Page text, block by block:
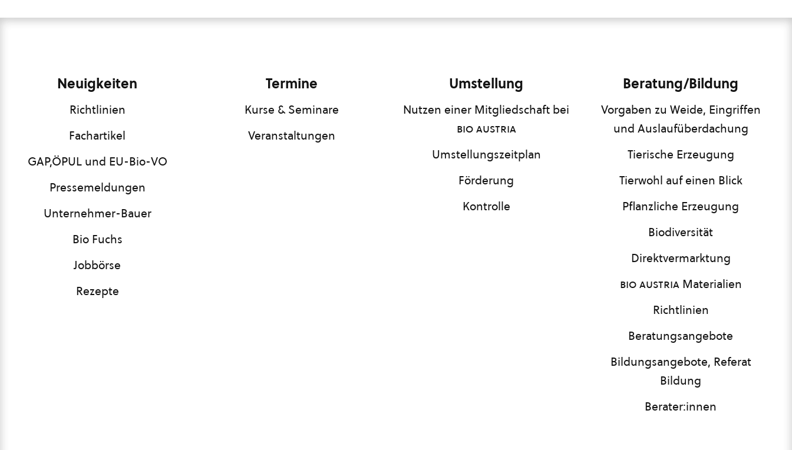
Neuigkeiten
Richtlinien
Fachartikel
GAP,ÖPUL und EU-Bio-VO
Pressemeldungen
Unternehmer-Bauer
Bio Fuchs
Jobbörse
Rezepte
Termine
Kurse & Seminare
Veranstaltungen
Umstellung
Nutzen einer Mitgliedschaft bei
bio austria
Umstellungszeitplan
Förderung
Kontrolle
Beratung/Bildung
Vorgaben zu Weide, Eingriffen
und Auslaufüberdachung
Tierische Erzeugung
Tierwohl auf einen Blick
Pflanzliche Erzeugung
Biodiversität
Direktvermarktung
bio austriaMaterialien
Richtlinien
Beratungsangebote
Bildungsangebote, Referat
Bildung
Berater:innen